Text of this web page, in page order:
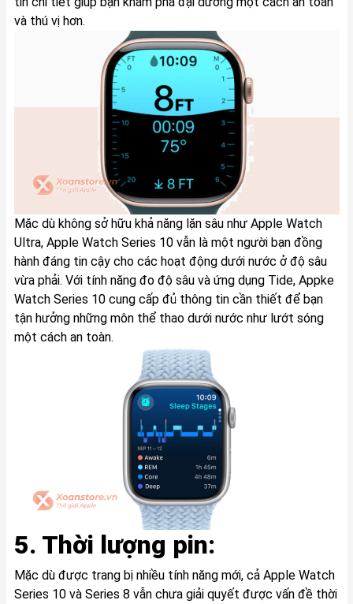
và thú vị hơn.
Mặc dù không sở hữu khả năng lặn sâu như Apple Watch
Ultra, Apple Watch Series 10 vẫn là một người bạn đồng
hành đáng tin cậy cho các hoạt động dưới nước ở độ sâu
vừa phải. Với tính năng đo độ sâu và ứng dụng Tide, Appke
Watch Series 10 cung cấp đủ thông tin cần thiết để bạn
tận hưởng những môn thể thao dưới nước như lướt sóng
một cách an toàn.
5. Thời lượng pin:
Mặc dù được trang bị nhiều tính năng mới, cả Apple Watch
Series 10 và Series 8 vẫn chưa giải quyết được vấn đề thời